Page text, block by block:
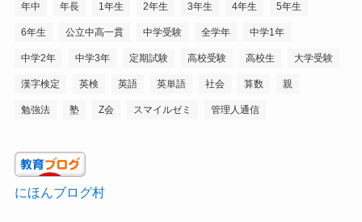
年中 年長 1年生 2年生 3年生 4年生 5年生
6年生 公立中高一貫 中学受験 全学年 中学1年
中学2年 中学3年 定期試験 高校受験 高校生 大学受験
漢字検定 英検 英語 英単語 社会 算数 親
勉強法 塾 Z会 スマイルゼミ 管理人通信
にほんブログ村